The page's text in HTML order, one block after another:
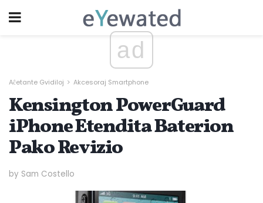
ad
Aĉetante Gvidiloj Akcesoraj Smartphone
Kensington PowerGuard
iPhone Etendita Baterion
Pako Revizio
by Sam Costello